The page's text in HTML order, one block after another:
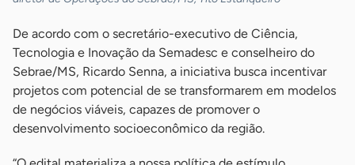
De acordo com o secretário-executivo de Ciência,
Tecnologia e Inovação da Semadesc e conselheiro do
Sebrae/MS, Ricardo Senna, a iniciativa busca incentivar
projetos com potencial de se transformarem em modelos
de negócios viáveis, capazes de promover o
desenvolvimento socioeconômico da região.